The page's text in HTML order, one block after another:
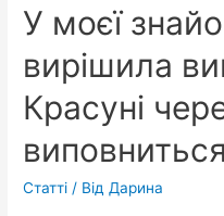
У моєї
вирішила
Красуні
виповниться
Статті / Від Дарина